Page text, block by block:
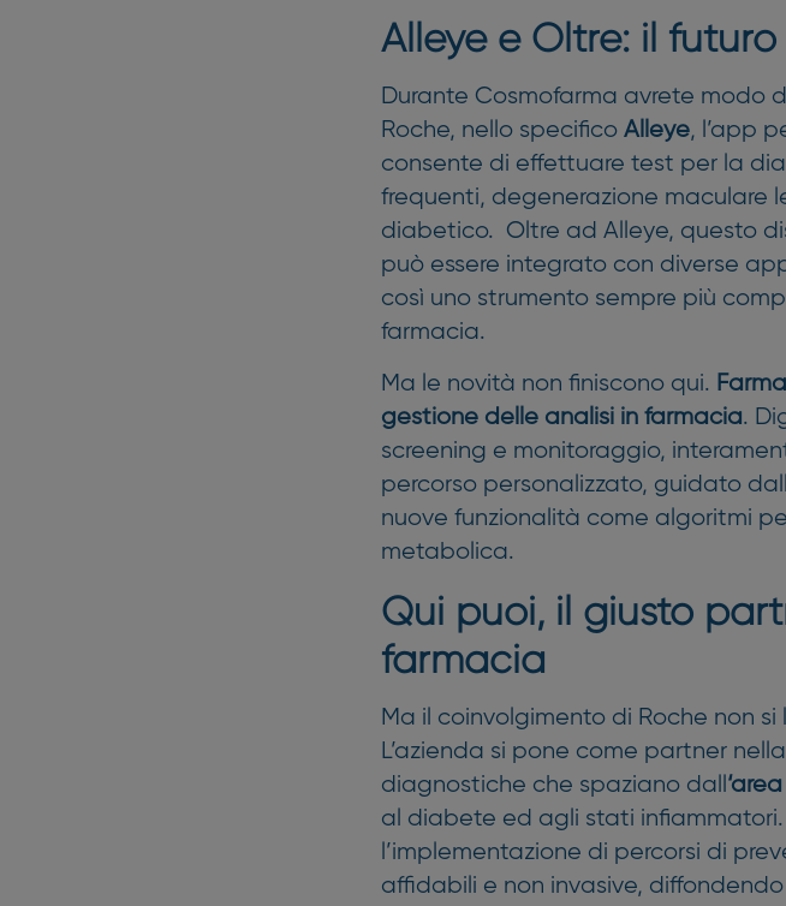
Alleye e Oltre: il
Durante Cosmofarma avrete modo
Roche, nello specifico Alleye, l’app
consente di effettuare test per la
frequenti, degenerazione maculare
diabetico. Oltre ad Alleye, questo
può essere integrato con diverse
così uno strumento sempre più
farmacia.
Ma le novità non finiscono qui.
gestione delle analisi in farmacia.
screening e monitoraggio,
percorso personalizzato, guidato
nuove funzionalità come algoritmi
metabolica.
Qui puoi, il giusto
farmacia
Ma il coinvolgimento di Roche non
L’azienda si pone come partner
diagnostiche che spaziano dall
al diabete ed agli stati
l’implementazione di percorsi di
affidabili e non invasive,